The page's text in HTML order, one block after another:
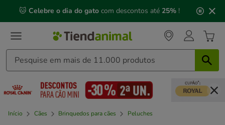
mensagem,
🐱 Celebre o dia do gato com descontos até 25% !
Início Cães Brinquedos para cães Peluches